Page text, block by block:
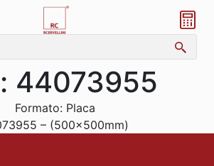
44073955
Formato: Placa
– (500x500mm)